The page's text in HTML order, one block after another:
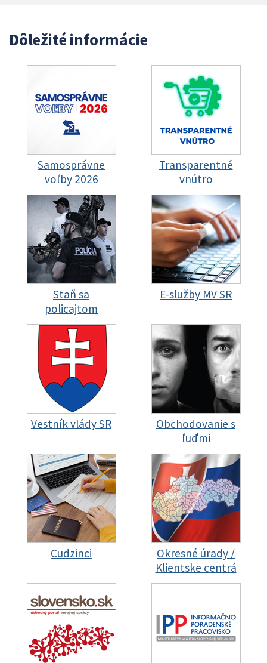
Dôležité informácie
Samosprávne
voľby 2026
Transparentné
vnútro
Staň sa
policajtom
E-služby MV SR
Vestník vlády SR
Obchodovanie s
ľuďmi
Cudzinci
Okresné úrady /
Klientske centrá